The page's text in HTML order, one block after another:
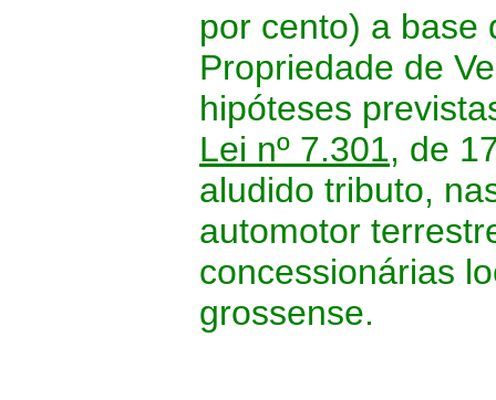
por cento) a base
Propriedade de
hipóteses
Lei nº 7.301, de
aludido tributo,
automotor
concessionárias
grossense.